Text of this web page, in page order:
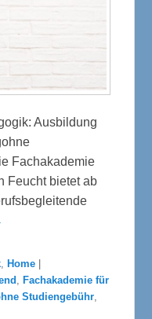
Ausbildung
Fachakademie
Feucht bietet ab
,Home |
,Fachakademie für
Studiengebühr